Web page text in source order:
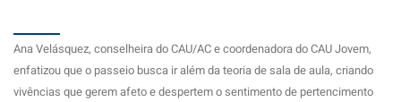
Ana Velásquez, conselheira do CAU/AC e coordenadora do CAU Jovem,
enfatizou que o passeio busca ir além da teoria de sala de aula, criando
vivências que gerem afeto e despertem o sentimento de pertencimento